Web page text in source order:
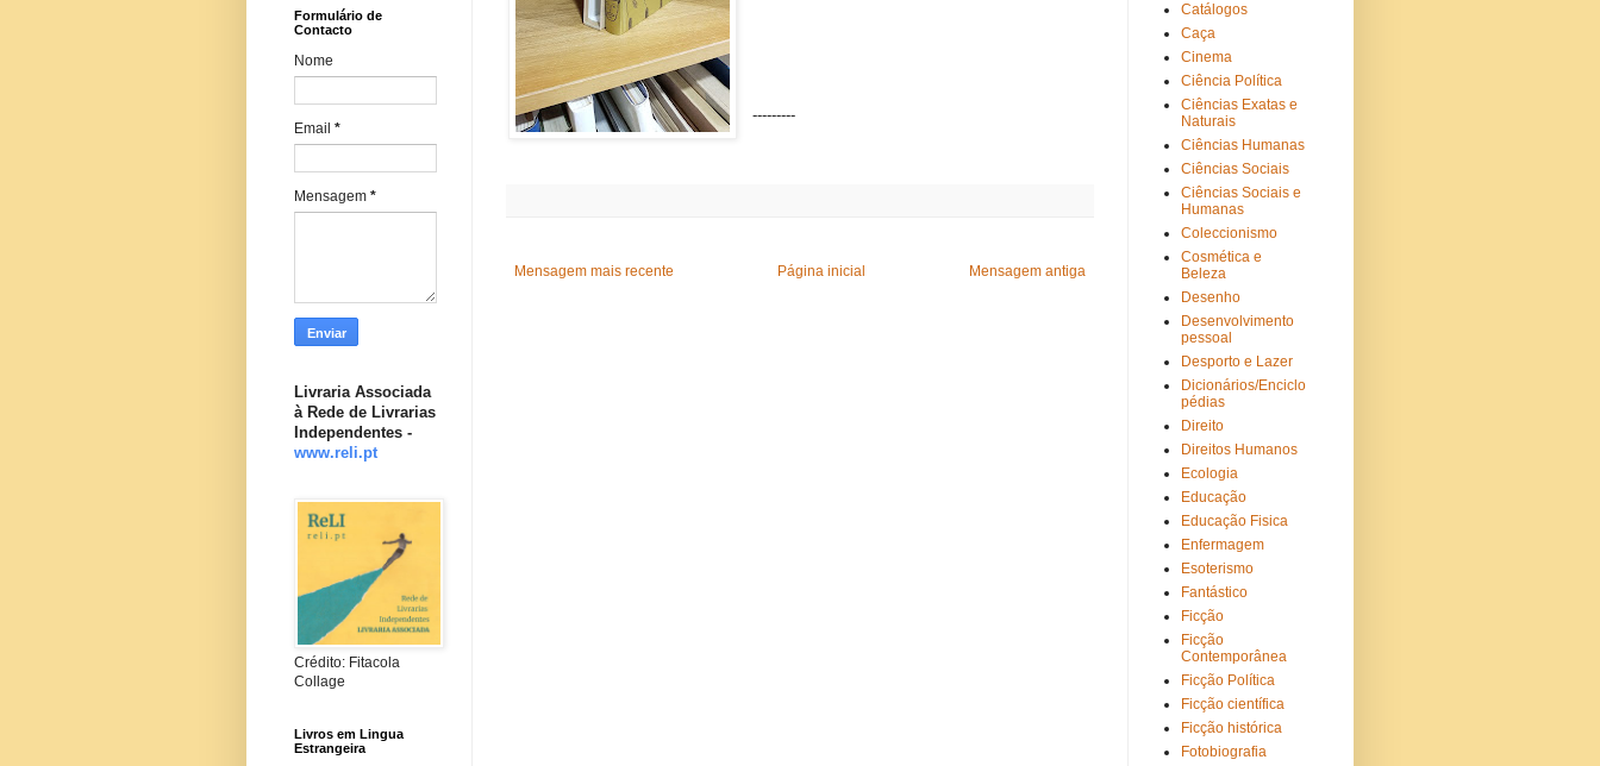
---------
Mensagem mais recente Mensagem antiga
Página inicial
Formulário de
Contacto
Nome
Email *
Mensagem *
Livraria Associada
à Rede de Livrarias
Independentes -
www.reli.pt
Crédito: Fitacola
Collage
Livros em Lingua
Estrangeira
Catálogos
Caça
Cinema
Ciência Política
Ciências Exatas e
Naturais
Ciências Humanas
Ciências Sociais
Ciências Sociais e
Humanas
Coleccionismo
Cosmética e
Beleza
Desenho
Desenvolvimento
pessoal
Desporto e Lazer
Dicionários/Enciclo
pédias
Direito
Direitos Humanos
Ecologia
Educação
Educação Fisica
Enfermagem
Esoterismo
Fantástico
Ficção
Ficção
Contemporânea
Ficção Política
Ficção científica
Ficção histórica
Fotobiografia